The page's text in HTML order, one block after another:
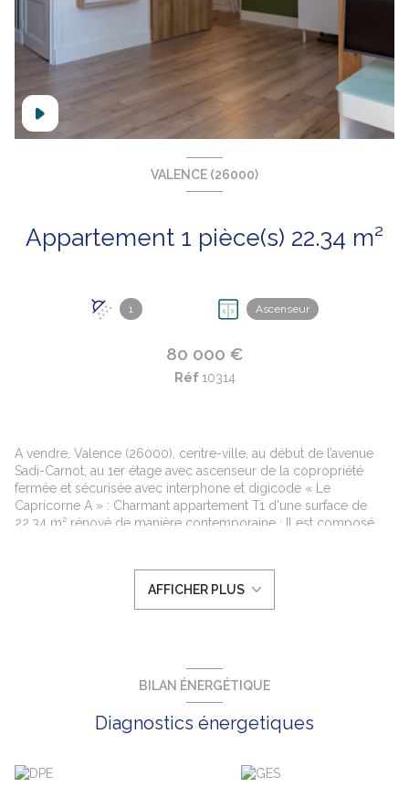
VALENCE (26000)
Appartement 1 pièce(s) 22.34 m²
1 Ascenseur
80 000 €
Réf10314
A vendre, Valence (26000), centre-ville, au début de l’avenue
Sadi-Carnot, au 1er étage avec ascenseur de la copropriété
fermée et sécurisée avec interphone et digicode « Le
Capricorne A » : Charmant appartement T1 d'une surface de
22.34 m² rénové de manière contemporaine : Il est composé
chaude sont électriques, l’eau froide est collective, les
menuiseries sont en double vitrage, 1 cave complète ce bien.
Montant estimé des dépenses annuelles d’énergie pour un
disponibles sur le site Géorisques : www.géorisques.gouv.fr .
l'agence De MAISON PIERRE. Contactez AA, agent commercial
RSAC Romans 942 052 937, elle vous recommande une visite
AFFICHER PLUS
BILAN ÉNERGÉTIQUE
Diagnostics énergetiques